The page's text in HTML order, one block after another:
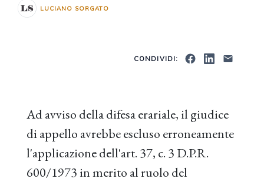
LUCIANO SORGATO
CONDIVIDI:
Ad avviso della difesa erariale, il giudice
di appello avrebbe escluso erroneamente
l'applicazione dell'art. 37, c. 3 D.P.R.
600/1973 in merito al ruolo del